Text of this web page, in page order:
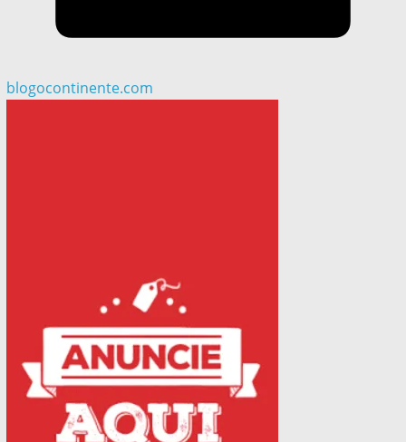
blogocontinente.com